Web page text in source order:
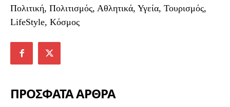
Πολιτική, Πολιτισμός, Αθλητικά, Υγεία, Τουρισμός,
LifeStyle, Κόσμος
ΠΡΟΣΦΑΤΑ ΑΡΘΡΑ